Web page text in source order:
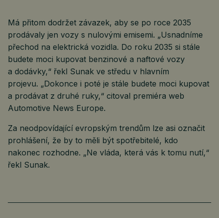
Má přitom dodržet závazek, aby se po roce 2035
prodávaly jen vozy s nulovými emisemi. „Usnadníme
přechod na elektrická vozidla. Do roku 2035 si stále
budete moci kupovat benzinové a naftové vozy
a dodávky,“ řekl Sunak ve středu v hlavním
projevu. „Dokonce i poté je stále budete moci kupovat
a prodávat z druhé ruky,“ citoval premiéra web
Automotive News Europe.
Za neodpovídající evropským trendům lze asi označit
prohlášení, že by to měli být spotřebitelé, kdo
nakonec rozhodne. „Ne vláda, která vás k tomu nutí,“
řekl Sunak.